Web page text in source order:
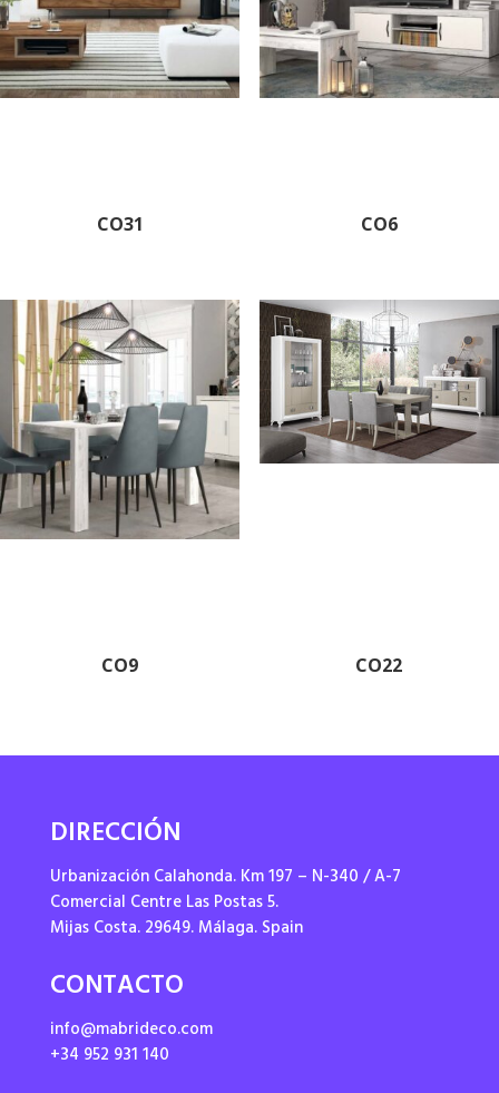
CO31 CO6
CO9 CO22
DIRECCIÓN
Urbanización Calahonda. Km 197 – N-340 / A-7
Comercial Centre Las Postas 5.
Mijas Costa. 29649. Málaga. Spain
CONTACTO
info@mabrideco.com
+34 952 931 140